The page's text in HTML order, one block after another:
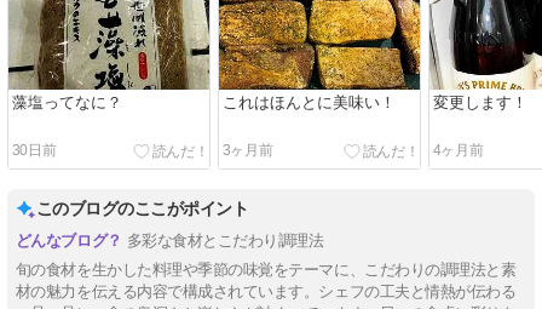
藻塩ってなに？
30日前
これはほんとに美味い！
3ヶ月前
変更します！
4ヶ月前
このブログのここがポイント
多彩な食材とこだわり調理法
旬の食材を生かした料理や季節の味覚をテーマに、こだわりの調理法と素
材の魅力を伝える内容で構成されています。シェフの工夫と情熱が伝わる